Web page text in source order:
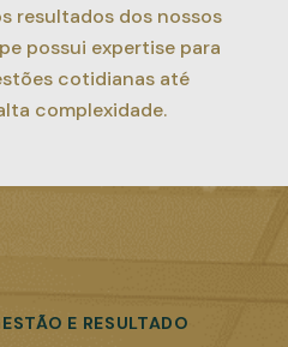
resultados dos nossos
possui expertise para
cotidianas até
complexidade.
E RESULTADO